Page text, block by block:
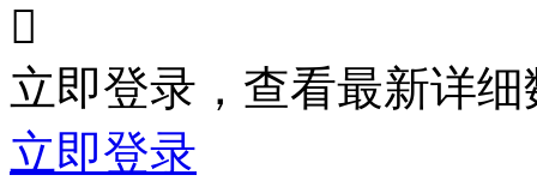

立即登录，查看最新详细
立即登录